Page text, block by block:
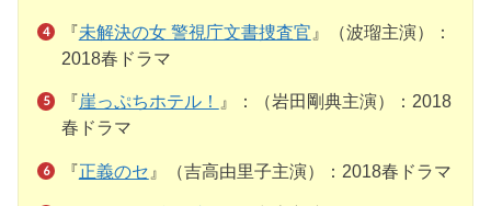
『未解決の女 警視庁文書捜査官 』（波瑠主演）：
2018春ドラマ
『崖っぷちホテル！
』：（岩田剛典主演）：2018
春ドラマ
『正義のセ 』（吉高由里子主演）：2018春ドラマ